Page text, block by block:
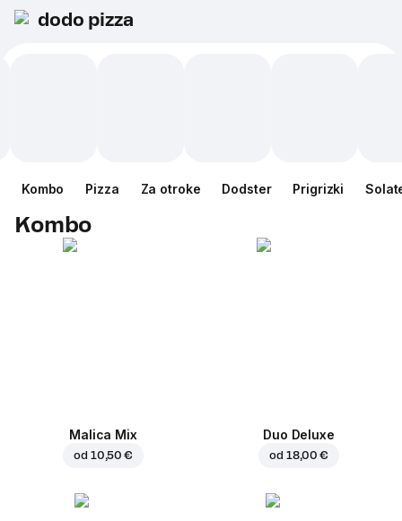
dodo pizza
Kombo Pizza Za otroke Dodster Prigrizki
Kombo
Malica Mix
od 10,50 €
Duo Deluxe
od 18,00 €